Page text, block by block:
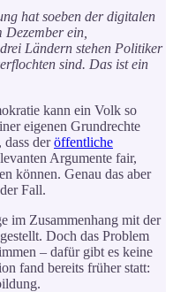
hat soeben der digitalen
ein,
Ländern stehen Politiker
sind. Das ist ein
kann ein Volk so
eigenen Grundrechte
deröffentliche
Argumente fair,
können. Genau das aber
Fall.
im Zusammenhang mit der
Doch das Problem
– dafür gibt es keine
fand bereits früher statt: